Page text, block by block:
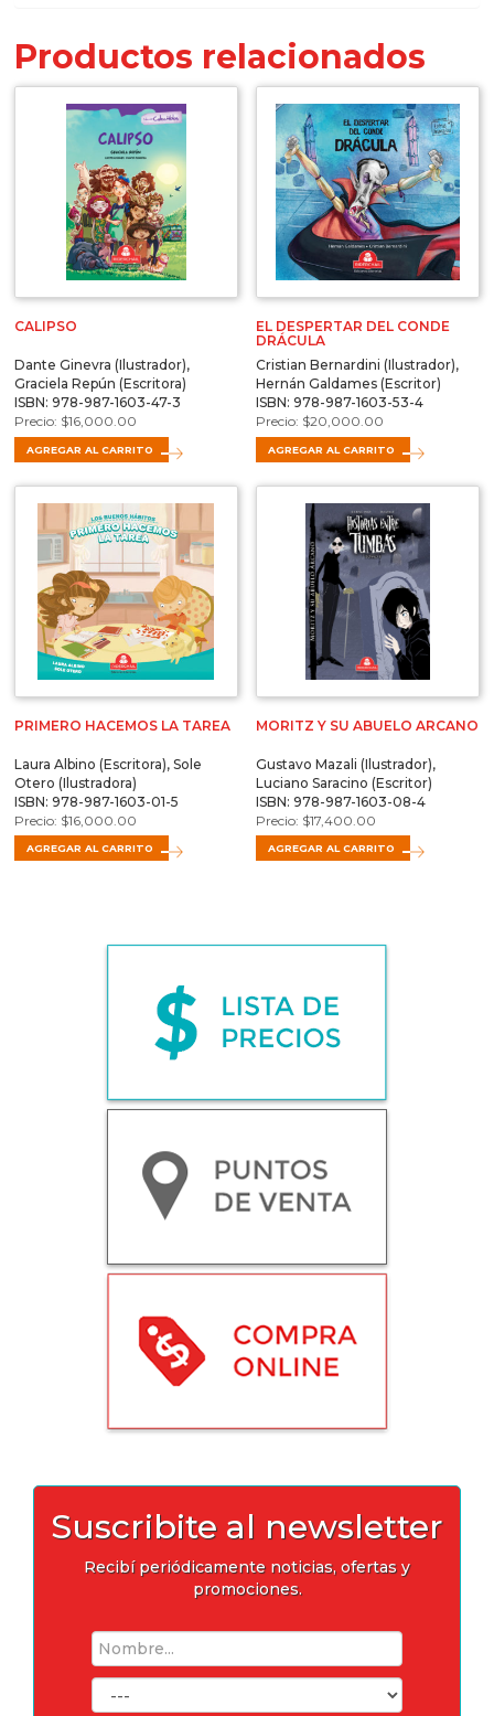
Productos relacionados
CALIPSO
Dante Ginevra (Ilustrador),
Graciela Repún (Escritora)
ISBN: 978-987-1603-47-3
$16,000.00
AGREGAR AL CARRITO
EL DESPERTAR DEL CONDE
DRÁCULA
Cristian Bernardini (Ilustrador),
Hernán Galdames (Escritor)
ISBN: 978-987-1603-53-4
$20,000.00
AGREGAR AL CARRITO
PRIMERO HACEMOS LA TAREA
Laura Albino (Escritora), Sole
Otero (Ilustradora)
ISBN: 978-987-1603-01-5
$16,000.00
AGREGAR AL CARRITO
MORITZ Y SU ABUELO ARCANO
Gustavo Mazali (Ilustrador),
Luciano Saracino (Escritor)
ISBN: 978-987-1603-08-4
$17,400.00
AGREGAR AL CARRITO
Suscribite al newsletter
Recibí periódicamente noticias, ofertas y
promociones.